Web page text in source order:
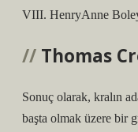
VIII. HenryAnne
Thomas
Sonuç olarak, kralın
başta olmak üzere bir